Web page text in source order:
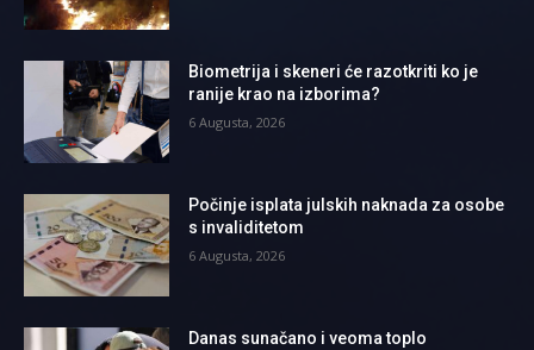
Biometrija i skeneri će razotkriti ko je
ranije krao na izborima?
6 Augusta, 2026
Počinje isplata julskih naknada za osobe
s invaliditetom
6 Augusta, 2026
Danas sunačano i veoma toplo